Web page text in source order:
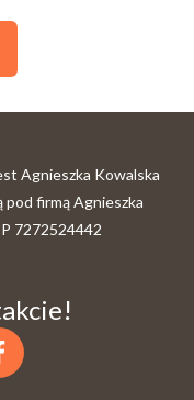
Agnieszka Kowalska
pod firmą Agnieszka
7272524442